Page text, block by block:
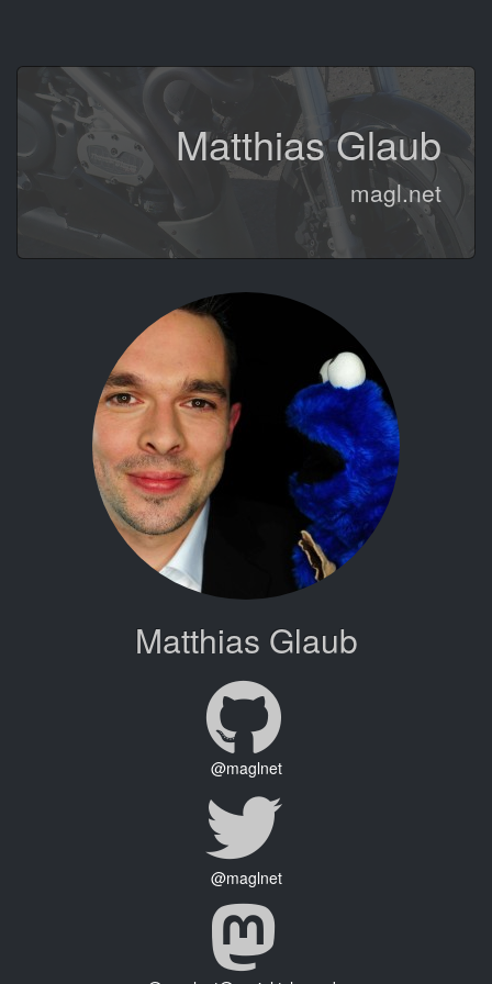
Matthias Glaub
magl.net
Matthias Glaub
@maglnet
@maglnet